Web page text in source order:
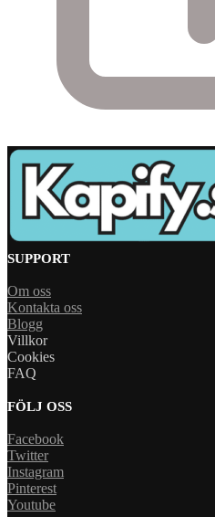
SUPPORT
Om oss
Kontakta oss
Blogg
Villkor
Cookies
FAQ
FÖLJ OSS
Facebook
Twitter
Instagram
Pinterest
Youtube